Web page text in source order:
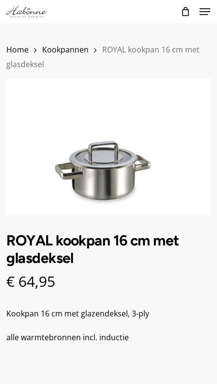
Skip
to
Home Kookpannen
ROYAL kookpan 16 cm met
glasdeksel
ROYAL kookpan 16 cm met
glasdeksel
€ 64,95
Kookpan 16 cm met glazendeksel, 3-ply
alle warmtebronnen incl. inductie